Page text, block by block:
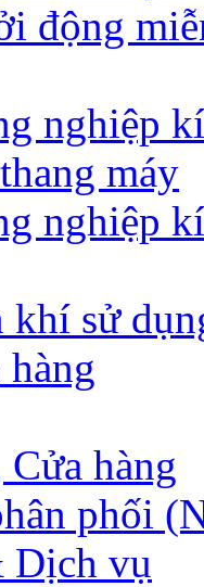
động
nghiệp
máy
nghiệp
sử
hàng
phối
Dịch vụ